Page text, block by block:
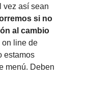
vez así sean
si no
al cambio
on line de
estamos
menú. Deben